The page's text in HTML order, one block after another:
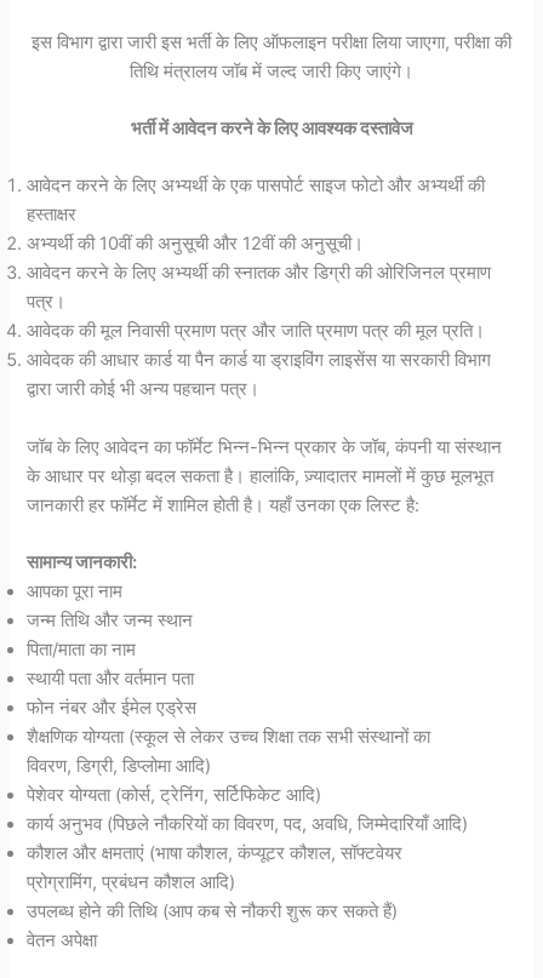
इस विभाग द्वारा जारी इस भर्ती के लिए ऑफलाइन परीक्षा लिया जाएगा, परीक्षा की
तिथि मंत्रालय जॉब में जल्द जारी किए जाएंगे।
भर्ती में आवेदन करने के लिए आवश्यक दस्तावेज
आवेदन करने के लिए अभ्यर्थी के एक पासपोर्ट साइज फोटो और अभ्यर्थी की
हस्ताक्षर
अभ्यर्थी की 10वीं की अनुसूची और 12वीं की अनुसूची।
आवेदन करने के लिए अभ्यर्थी की स्नातक और डिग्री की ओरिजिनल प्रमाण
पत्र।
आवेदक की मूल निवासी प्रमाण पत्र और जाति प्रमाण पत्र की मूल प्रति।
आवेदक की आधार कार्ड या पैन कार्ड या ड्राइविंग लाइसेंस या सरकारी विभाग
द्वारा जारी कोई भी अन्य पहचान पत्र।
जॉब के लिए आवेदन का फॉर्मेट भिन्न-भिन्न प्रकार के जॉब, कंपनी या संस्थान
के आधार पर थोड़ा बदल सकता है। हालांकि, ज़्यादातर मामलों में कुछ मूलभूत
जानकारी हर फॉर्मेट में शामिल होती है। यहाँ उनका एक लिस्ट है:
सामान्य जानकारी:
आपका पूरा नाम
जन्म तिथि और जन्म स्थान
पिता/माता का नाम
स्थायी पता और वर्तमान पता
फोन नंबर और ईमेल एड्रेस
शैक्षणिक योग्यता (स्कूल से लेकर उच्च शिक्षा तक सभी संस्थानों का
विवरण, डिग्री, डिप्लोमा आदि)
पेशेवर योग्यता (कोर्स, ट्रेनिंग, सर्टिफिकेट आदि)
कार्य अनुभव (पिछले नौकरियों का विवरण, पद, अवधि, जिम्मेदारियाँ आदि)
कौशल और क्षमताएं (भाषा कौशल, कंप्यूटर कौशल, सॉफ्टवेयर
प्रोग्रामिंग, प्रबंधन कौशल आदि)
उपलब्ध होने की तिथि (आप कब से नौकरी शुरू कर सकते हैं)
वेतन अपेक्षा